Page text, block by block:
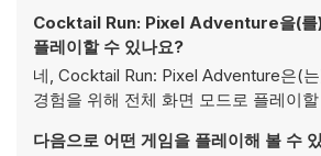
Cocktail Run: Pixel Adventure을(를)
플레이할 수 있나요?
네, Cocktail Run: Pixel Adventure은(
경험을 위해 전체 화면 모드로 플레이
다음으로 어떤 게임을 플레이해 볼 수